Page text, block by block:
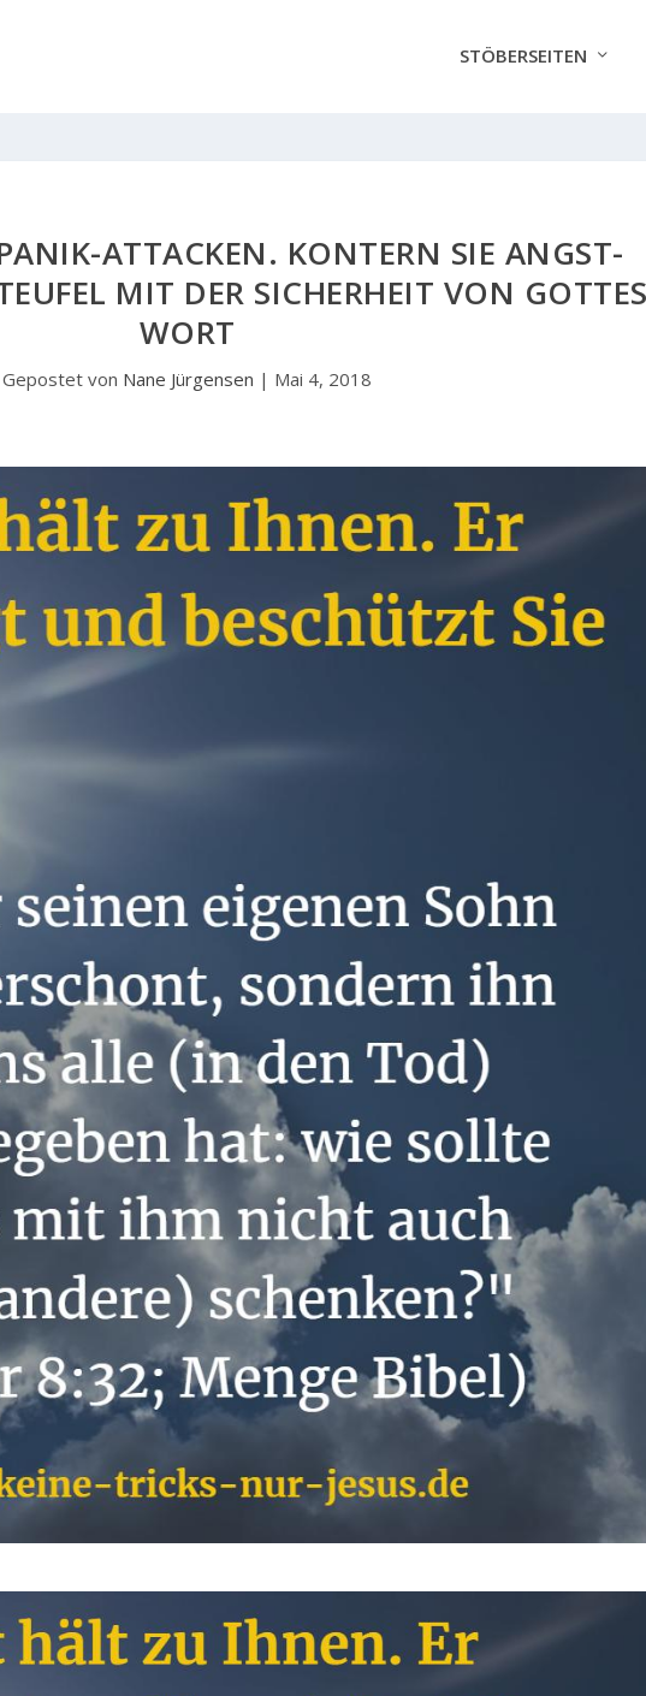
STÖBERSEITEN
ATTACKEN. KONTERN SIE ANGST-
MIT DER SICHERHEIT VON
WORT
Gepostet von Nane Jürgensen | Mai 4, 2018